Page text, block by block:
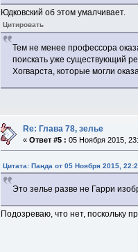
Юдковский об этом умалчивает.
Цитировать
Тем не менее профессора
поискать уже существующий
Хогварста, которые могли
Re: Глава 78, зелье
«Ответ #5 : 05 Ноября 2015,
Цитата: Панда от 05 Ноября 2015,
Это зелье разве не Гарри
Подозреваю, что нет, поскольку